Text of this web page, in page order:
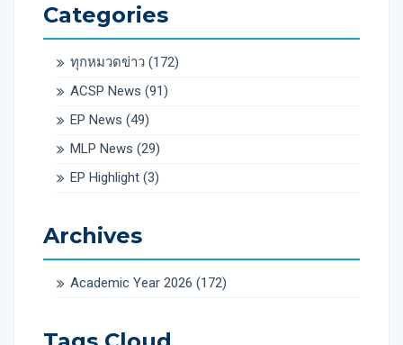
Categories
ทุกหมวดข่าว (172)
ACSP News (91)
EP News (49)
MLP News (29)
EP Highlight (3)
Archives
Academic Year 2026 (172)